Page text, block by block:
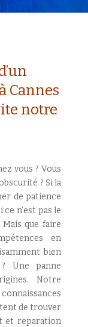
Cannes
notre
vous ? Vous
? Si la
de patience
n’est pas le
que faire
en
bien
Une panne
Notre
de trouver
et reparation